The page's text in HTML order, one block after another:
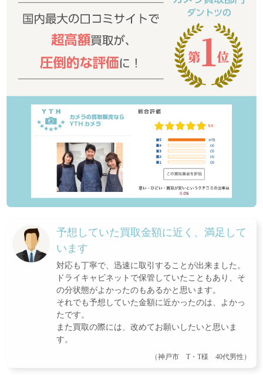
予想していた買取金額に近く、満足して
います
対応も丁寧で、迅速に取引することが出来ました。
ドライキャビネットで保管していたこともあり、そ
の分状態がよかったのもあるかと思います。
それでも予想していた金額に近かったのは、よかっ
たです。
また買取の際には、改めてお願いしたいと思いま
す。
（神戸市 T・T様 40代男性）